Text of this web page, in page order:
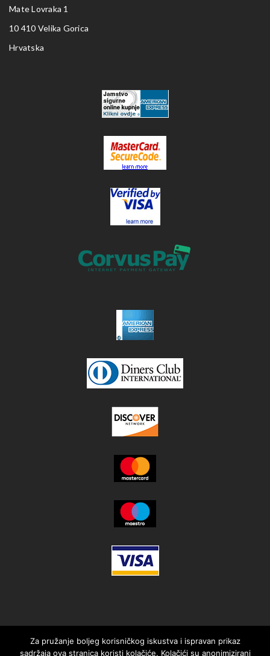
Mate Lovraka 1
10 410 Velika Gorica
Hrvatska
Za pružanje boljeg korisničkog iskustva i ispravan prikaz
sadržaja ova stranica koristi kolačiće. Kolačići su anonimizirani